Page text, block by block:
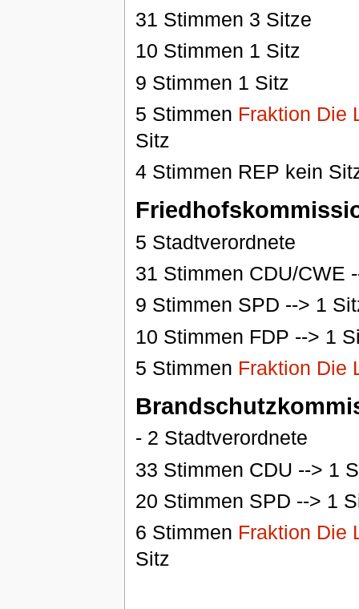
31 Stimmen 3 Sitze
10 Stimmen 1 Sitz
9 Stimmen 1 Sitz
5 Stimmen Fraktion Die
Sitz
4 Stimmen REP kein
5 Stadtverordnete
31 Stimmen CDU/CWE
9 Stimmen SPD --> 1
10 Stimmen FDP --> 1
5 Stimmen Fraktion Die
- 2 Stadtverordnete
33 Stimmen CDU --> 1
20 Stimmen SPD --> 1
6 Stimmen Fraktion Die
Sitz